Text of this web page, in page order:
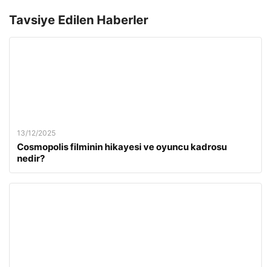
Tavsiye Edilen Haberler
13/12/2025
Cosmopolis filminin hikayesi ve oyuncu kadrosu
nedir?